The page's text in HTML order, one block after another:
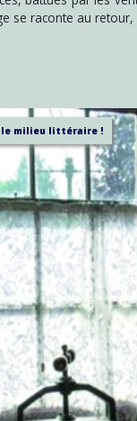
se raconte au
le milieu littéraire !